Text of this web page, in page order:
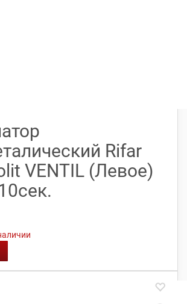
Rifar
VENTIL (Левое)